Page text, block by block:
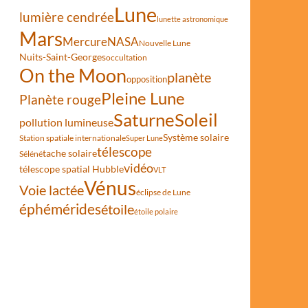
lumière cendréeLunelunette astronomique
MarsMercureNASANouvelle Lune
Nuits-Saint-Georgesoccultation
On the Moonoppositionplanète
Planète rougePleine Lune
pollution lumineuseSaturneSoleil
Station spatiale internationaleSuper LuneSystème solaire
Sélénétache solairetélescope
télescope spatial HubblevidéoVLT
Voie lactéeVénuséclipse de Lune
éphéméridesétoileétoile polaire